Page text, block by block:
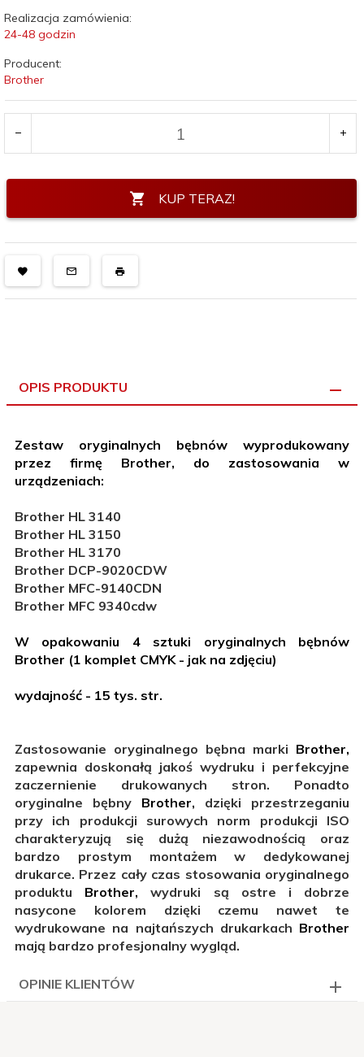
Realizacja zamówienia:
24-48 godzin
Producent:
Brother
KUP TERAZ!
OPIS PRODUKTU
Zestaw oryginalnych bębnów wyprodukowany
przez firmę Brother, do zastosowania w
urządzeniach:
Brother HL 3140
Brother HL 3150
Brother HL 3170
Brother DCP-9020CDW
Brother MFC-9140CDN
Brother MFC 9340cdw
W opakowaniu 4 sztuki oryginalnych bębnów
Brother (1 komplet CMYK - jak na zdjęciu)
wydajność - 15 tys. str.
Zastosowanie oryginalnego bębna marki Brother,
zapewnia doskonałą jakoś wydruku i perfekcyjne
zaczernienie drukowanych stron. Ponadto
oryginalne bębny Brother, dzięki przestrzeganiu
przy ich produkcji surowych norm produkcji ISO
charakteryzują się dużą niezawodnością oraz
bardzo prostym montażem w dedykowanej
drukarce. Przez cały czas stosowania oryginalnego
produktu Brother, wydruki są ostre i dobrze
nasycone kolorem dzięki czemu nawet te
wydrukowane na najtańszych drukarkach Brother
mają bardzo profesjonalny wygląd.
OPINIE KLIENTÓW